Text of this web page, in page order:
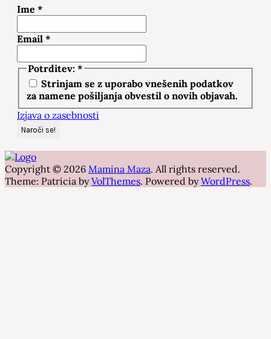
Ime *
Email *
Potrditev: *
Strinjam se z uporabo vnešenih podatkov
za namene pošiljanja obvestil o novih objavah.
Izjava o zasebnosti
Copyright © 2026 Mamina Maza. All rights reserved.
Theme: Patricia byVolThemes. Powered byWordPress.